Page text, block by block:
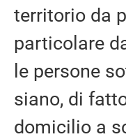
territorio da
particolare
le persone
siano, di
domicilio a